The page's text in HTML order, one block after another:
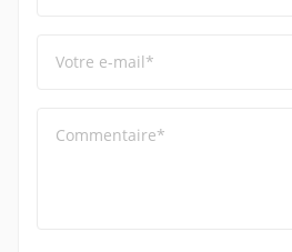
Votre e-mail*
Commentaire*